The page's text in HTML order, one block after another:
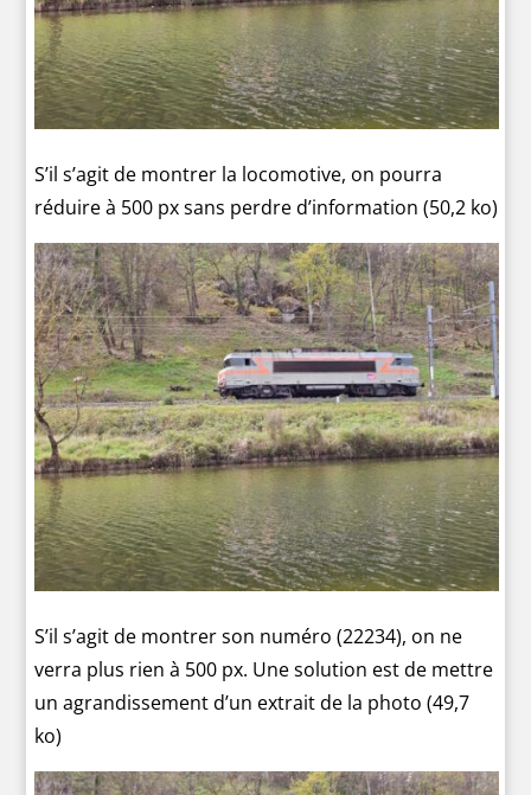
S’il s’agit de montrer la locomotive, on pourra
réduire à 500 px sans perdre d’information (50,2 ko)
S’il s’agit de montrer son numéro (22234), on ne
verra plus rien à 500 px. Une solution est de mettre
un agrandissement d’un extrait de la photo (49,7
ko)